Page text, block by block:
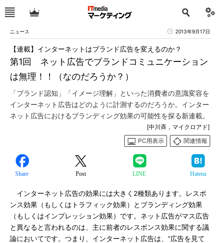
ニュース 2013年9月17日
第1回 ネット広告でブランドコミュニケーション
は無理！！（なのだろうか？）
【連載】インターネットはブランド広告を変えるのか？
「ブランド認知」「イメージ理解」といった消費者の意識変容を
インターネット広告はどのように計測するのだろうか。インター
ネット広告におけるブランディング効果の可能性を探る新連載。
[中川斉，マイクロアド]
PC用表示
関連情報
Share Post LINE Hatena
インターネット広告の効果には大きく2種類あります。レスポ
ンス効果（もしくはトラフィック効果）とブランディング効果
（もしくはインプレッション効果）です。ネット広告がマス広告
と異なると言われるのは、主に前者のレスポンス効果に関する議
論においてです。つまり、インターネット広告は、“広告を見て